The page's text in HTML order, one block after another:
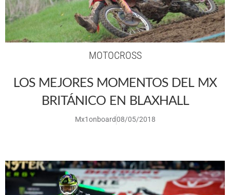
MOTOCROSS
LOS MEJORES MOMENTOS DEL MX
BRITÁNICO EN BLAXHALL
Mx1onboard08/05/2018